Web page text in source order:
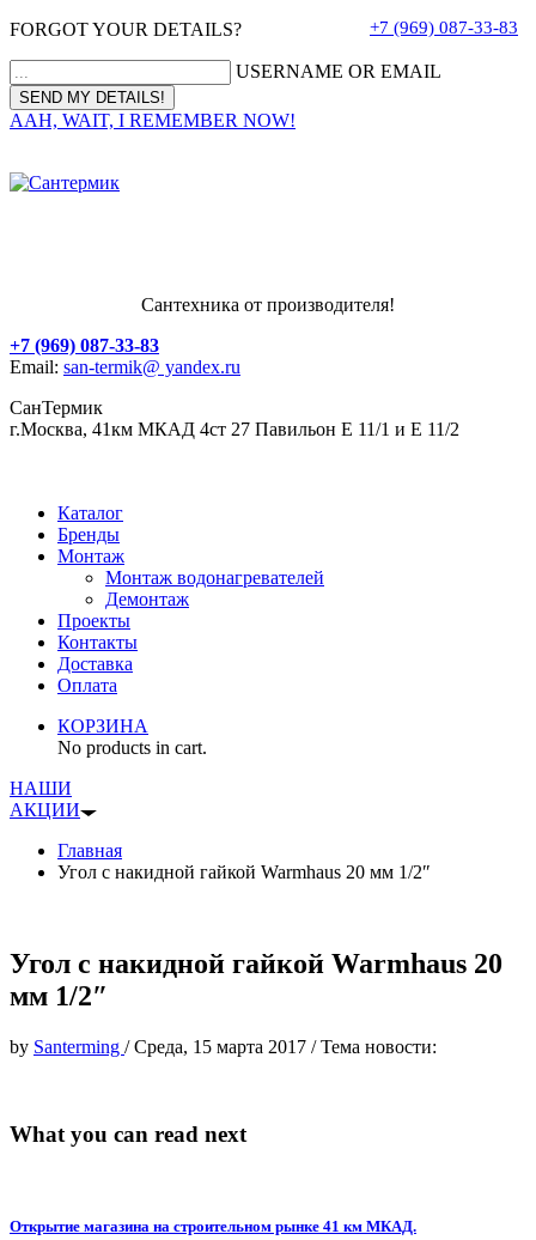
FORGOT YOUR DETAILS?
USERNAME OR EMAIL
AAH, WAIT, I REMEMBER NOW!
+7 (969) 087-33-83
Сантехника от производителя!
+7 (969) 087-33-83
Email: san-termik@ yandex.ru
СанТермик
г.Москва, 41км МКАД 4ст 27 Павильон Е 11/1 и Е 11/2
Каталог
Бренды
Монтаж
Монтаж водонагревателей
Демонтаж
Проекты
Контакты
Доставка
Оплата
КОРЗИНА
No products in cart.
НАШИ
АКЦИИ
Главная
Угол с накидной гайкой Warmhaus 20 мм 1/2″
Угол с накидной гайкой Warmhaus 20
мм 1/2″
by Santerming /Среда, 15 марта 2017 /Тема новости:
What you can read next
Открытие магазина на строительном рынке 41 км МКАД.